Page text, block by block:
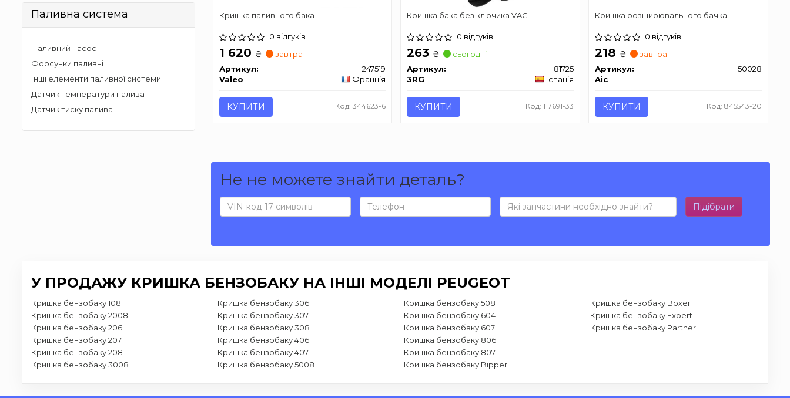
Паливна система
Паливний насос
Форсунки паливні
Інші елементи паливної системи
Датчик температури палива
Датчик тиску палива
Кришка паливного бака
0 відгуків
1 620 ₴
завтра
Артикул:
247519
Valeo
Франція
КУПИТИ Код: 344623-6
Кришка бака без ключика VAG
0 відгуків
263 ₴
сьогодні
Артикул:
81725
3RG
Іспанія
КУПИТИ Код: 117691-33
Кришка розширювального бачка
0 відгуків
218 ₴
завтра
Артикул:
50028
Aic
КУПИТИ Код: 845543-20
Не не можете знайти деталь?
Підібрати
У ПРОДАЖУ КРИШКА БЕНЗОБАКУ НА ІНШІ МОДЕЛІ PEUGEOT
Кришка бензобаку 108
Кришка бензобаку 2008
Кришка бензобаку 206
Кришка бензобаку 207
Кришка бензобаку 208
Кришка бензобаку 3008
Кришка бензобаку 306
Кришка бензобаку 307
Кришка бензобаку 308
Кришка бензобаку 406
Кришка бензобаку 407
Кришка бензобаку 5008
Кришка бензобаку 508
Кришка бензобаку 604
Кришка бензобаку 607
Кришка бензобаку 806
Кришка бензобаку 807
Кришка бензобаку Bipper
Кришка бензобаку Boxer
Кришка бензобаку Expert
Кришка бензобаку Partner